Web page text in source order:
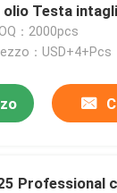
olio Testa
digitale
：2000pcs
：USD+4+Pcs
Professional